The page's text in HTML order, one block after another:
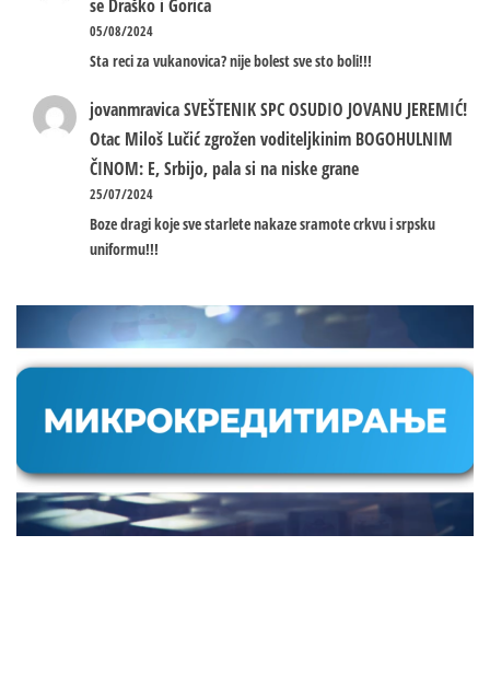
se Draško i Gorica
05/08/2024
Sta reci za vukanovica? nije bolest sve sto boli!!!
jovanmravicaSVEŠTENIK SPC OSUDIO JOVANU JEREMIĆ!
Otac Miloš Lučić zgrožen voditeljkinim BOGOHULNIM
ČINOM: E, Srbijo, pala si na niske grane
25/07/2024
Boze dragi koje sve starlete nakaze sramote crkvu i srpsku
uniformu!!!